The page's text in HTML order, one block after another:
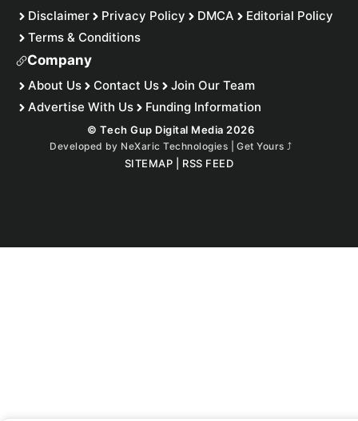
Disclaimer Privacy Policy DMCA
Editorial Policy
Terms & Conditions
Company
About Us Contact Us
Join Our Team
Advertise With Us
Funding Information
© Tech Gup Digital Media 2026
Developed by NeXaric Technologies | Get Yours⤴︎
SITEMAP RSS FEED